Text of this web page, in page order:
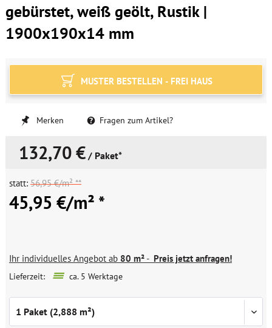
gebürstet, weiß geölt, Rustik |
1900x190x14 mm
MUSTER BESTELLEN - FREI HAUS
Merken Fragen zum Artikel?
132,70 € / Paket*
statt: 56,95 €/m² **
45,95 €/m² *
Ihr individuelles Angebot ab 80 m²- Preis jetzt anfragen!
Lieferzeit: ca. 5 Werktage